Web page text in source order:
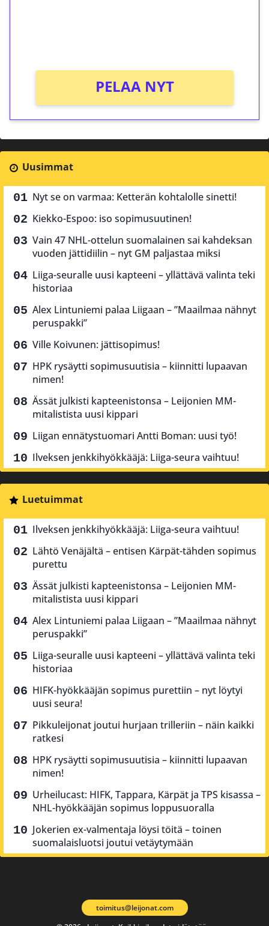
PELAA NYT
Uusimmat
Nyt se on varmaa: Ketterän kohtalolle sinetti!
Kiekko-Espoo: iso sopimusuutinen!
Vain 47 NHL-ottelun suomalainen sai kahdeksan
vuoden jättidiilin – nyt GM paljastaa miksi
Liiga-seuralle uusi kapteeni – yllättävä valinta teki
historiaa
Alex Lintuniemi palaa Liigaan – ”Maailmaa nähnyt
peruspakki”
Ville Koivunen: jättisopimus!
HPK rysäytti sopimusuutisia – kiinnitti lupaavan
nimen!
Ässät julkisti kapteenistonsa – Leijonien MM-
mitalistista uusi kippari
Liigan ennätystuomari Antti Boman: uusi työ!
Ilveksen jenkkihyökkääjä: Liiga-seura vaihtuu!
Luetuimmat
Ilveksen jenkkihyökkääjä: Liiga-seura vaihtuu!
Lähtö Venäjältä – entisen Kärpät-tähden sopimus
purettu
Ässät julkisti kapteenistonsa – Leijonien MM-
mitalistista uusi kippari
Alex Lintuniemi palaa Liigaan – ”Maailmaa nähnyt
peruspakki”
Liiga-seuralle uusi kapteeni – yllättävä valinta teki
historiaa
HIFK-hyökkääjän sopimus purettiin – nyt löytyi
uusi seura!
Pikkuleijonat joutui hurjaan trilleriin – näin kaikki
ratkesi
HPK rysäytti sopimusuutisia – kiinnitti lupaavan
nimen!
Urheilucast: HIFK, Tappara, Kärpät ja TPS kisassa –
NHL-hyökkääjän sopimus loppusuoralla
Jokerien ex-valmentaja löysi töitä – toinen
suomalaisluotsi joutui vetäytymään
toimitus@leijonat.com